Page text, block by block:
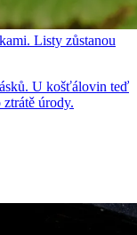
Listy zůstanou
U košťálovin teď
úrody.